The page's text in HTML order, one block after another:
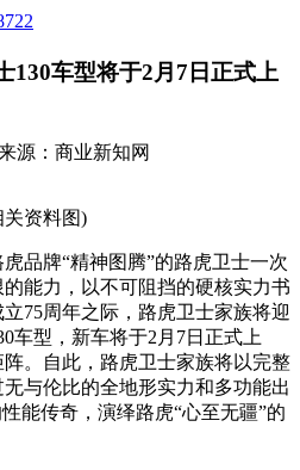
130车型将于2月7日正式上
源：商业新知网
关资料图)
品牌“精神图腾”的路虎卫士一次
能力，以不可阻挡的硬核实力书
75周年之际，路虎卫士家族将迎
型，新车将于2月7日正式上
。自此，路虎卫士家族将以完整
与伦比的全地形实力和多功能出
能传奇，演绎路虎“心至无疆”的